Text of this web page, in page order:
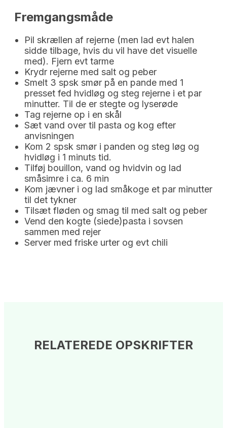
Fremgangsmåde
Pil skrællen af rejerne (men lad evt halen
sidde tilbage, hvis du vil have det visuelle
med). Fjern evt tarme
Krydr rejerne med salt og peber
Smelt 3 spsk smør på en pande med 1
presset fed hvidløg og steg rejerne i et par
minutter. Til de er stegte og lyserøde
Tag rejerne op i en skål
Sæt vand over til pasta og kog efter
anvisningen
Kom 2 spsk smør i panden og steg løg og
hvidløg i 1 minuts tid.
Tilføj bouillon, vand og hvidvin og lad
småsimre i ca. 6 min
Kom jævner i og lad småkoge et par minutter
til det tykner
Tilsæt fløden og smag til med salt og peber
Vend den kogte (siede)pasta i sovsen
sammen med rejer
Server med friske urter og evt chili
RELATEREDE OPSKRIFTER